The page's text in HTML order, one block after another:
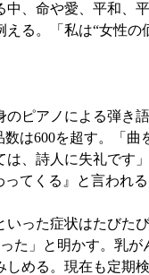
、命や愛、平和、
る。「私は“女性の
ピアノによる弾き
は600を超す。「曲
、詩人に失礼です
てくる』と言われる
った症状はたびた
た」と明かす。乳が
める。現在も定期